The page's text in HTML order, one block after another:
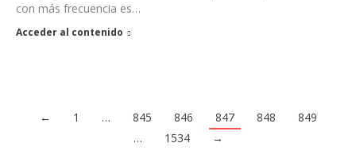
con más frecuencia es…
Acceder al contenido
← 1 … 845 846 847 848
849
…
1534 →